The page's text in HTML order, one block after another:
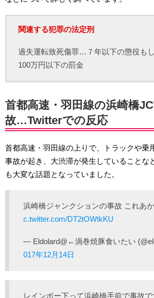
関連する犯罪の法定刑
過失運転致死傷罪…７年以下の懲役も
100万円以下の罰金
首都高速・羽田線の浜崎橋
故…Twitterでの反応
首都高速・羽田線の上りで、トラックや乗
事故が起き、大渋滞が発生していることな
も大変な話題となっていました。
浜崎橋ジャンクションの事故 これあ
c.twitter.com/DT2tOWtkKU
— Eldolard@←渦巻焼豚食いたい
017年12月14日
レインボー下って浜崎橋手前で事故で